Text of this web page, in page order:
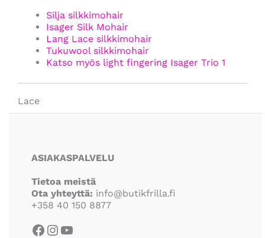
Silja silkkimohair
Isager Silk Mohair
Lang Lace silkkimohair
Tukuwool silkkimohair
Katso myös light fingering Isager Trio 1
Lace
ASIAKASPALVELU
Tietoa meistä
Ota yhteyttä: info@butikfrilla.fi
+358 40 150 8877